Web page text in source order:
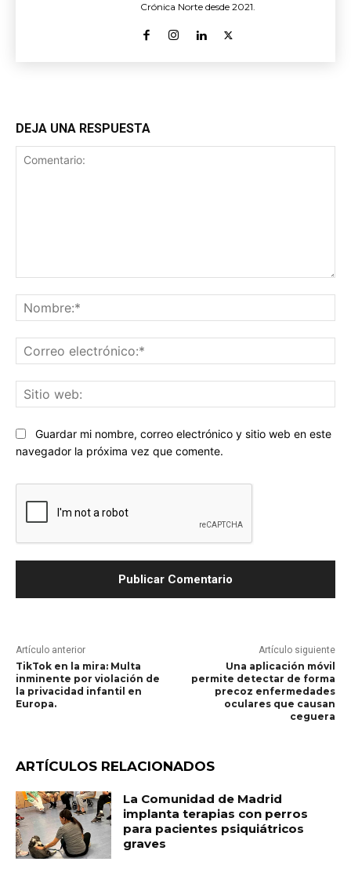
Crónica Norte desde 2021.
DEJA UNA RESPUESTA
Guardar mi nombre, correo electrónico y sitio web en este
navegador la próxima vez que comente.
Artículo anterior
TikTok en la mira: Multa
inminente por violación de
la privacidad infantil en
Europa.
Artículo siguiente
Una aplicación móvil
permite detectar de forma
precoz enfermedades
oculares que causan
ceguera
ARTÍCULOS RELACIONADOS
La Comunidad de Madrid
implanta terapias con perros
para pacientes psiquiátricos
graves